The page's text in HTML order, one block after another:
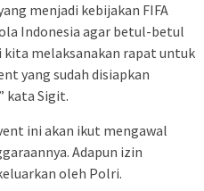
menjadi kebijakan FIFA
Indonesia agar betul-betul
kita melaksanakan rapat untuk
yang sudah disiapkan
kata Sigit.
ini akan ikut mengawal
Adapun izin
oleh Polri.